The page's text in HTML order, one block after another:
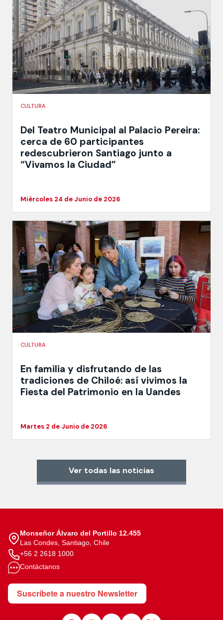
CULTURA
Del Teatro Municipal al Palacio Pereira:
cerca de 60 participantes
redescubrieron Santiago junto a
“Vivamos la Ciudad”
Miércoles 24 de Junio de 2026
CULTURA
En familia y disfrutando de las
tradiciones de Chiloé: así vivimos la
Fiesta del Patrimonio en la Uandes
Martes 2 de Junio de 2026
Ver todas las noticias
Monseñor Álvaro del Portillo 12.455
Las Condes, Santiago, Chile
+56 2 2618 1000
Contáctanos
Suscríbete a nuestro Newsletter